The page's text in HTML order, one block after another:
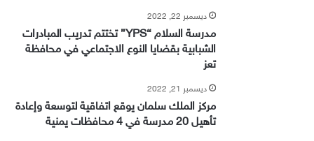
ديسمبر 22, 2022
مدرسة السلام “YPS” تختتم تدريب المبادرات
الشبابية بقضايا النوع الاجتماعي في محافظة
تعز
ديسمبر 21, 2022
مركز الملك سلمان يوقع اتفاقية لتوسعة وإعادة
تأهيل 20 مدرسة في 4 محافظات يمنية